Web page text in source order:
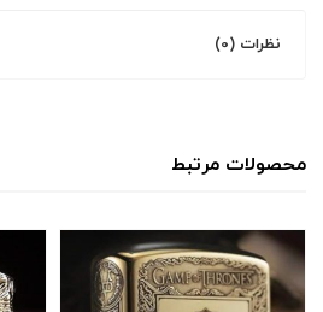
نظرات (0)
محصولات مرتبط